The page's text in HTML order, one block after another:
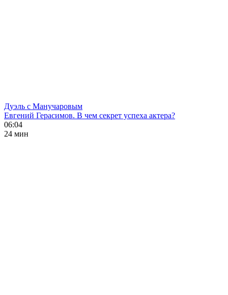
Дуэль с Манучаровым
Евгений Герасимов. В чем секрет успеха актера?
06:04
24 мин